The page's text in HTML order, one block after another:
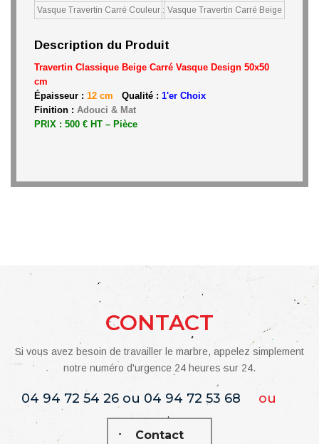
Vasque Travertin Carré Couleur : Vasque Travertin Carré Beige
Description du Produit
Travertin Classique Beige Carré Vasque Design 50x50
cm
Épaisseur : 12 cm Qualité : 1'er Choix
Finition : Adouci & Mat
PRIX : 500 € HT – Pièce
CONTACT
Si vous avez besoin de travailler le marbre, appelez simplement
notre numéro d'urgence 24 heures sur 24.
04 94 72 54 26 ou 04 94 72 53 68 ou
Contact